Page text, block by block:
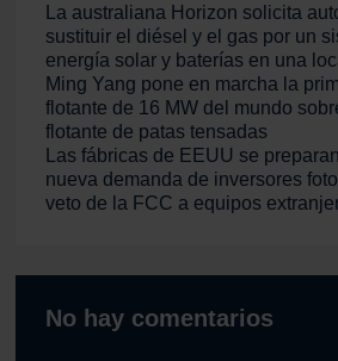
No hay comentarios
La australiana Horizon solicita
sustituir el diésel y el gas por un
energía solar y baterías en una
Ming Yang pone en marcha la
flotante de 16 MW del mundo
flotante de patas tensadas
Las fábricas de EEUU se
nueva demanda de inversores
veto de la FCC a equipos